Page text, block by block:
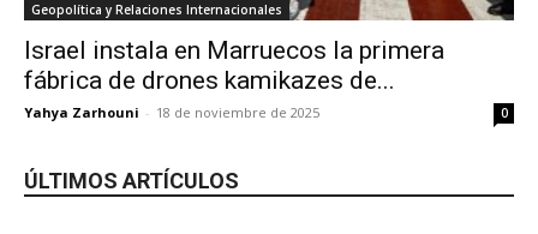
Geopolítica y Relaciones Internacionales
Israel instala en Marruecos la primera
fábrica de drones kamikazes de...
Yahya Zarhouni - 18 de noviembre de 2025 0
ÚLTIMOS ARTÍCULOS